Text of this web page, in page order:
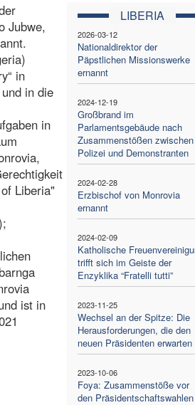
LIBERIA
2026-03-12
Nationaldirektor der
Päpstlichen Missionswerke
ernannt
2024-12-19
Großbrand im
Parlamentsgebäude nach
Zusammenstößen zwischen
Polizei und Demonstranten
2024-02-28
Erzbischof von Monrovia
ernannt
2024-02-09
Katholische
trifft sich im Geiste der
Enzyklika “Fratelli tutti”
2023-11-25
Wechsel an der Spitze: Die
Herausforderungen, die den
neuen Präsidenten erwarten
2023-10-06
Foya: Zusammenstöße vor
den Präsidentschaftswahlen
Jubwe,
in
in die
in
Liberia"
ist in